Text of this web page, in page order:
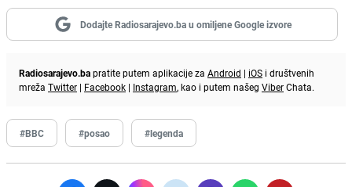
Dodajte Radiosarajevo.ba u omiljene Google izvore
Radiosarajevo.bapratite putem aplikacije za Android | iOS i društvenih
mreža Twitter | Facebook | Instagram, kao i putem našeg ViberChata.
#BBC #posao #legenda